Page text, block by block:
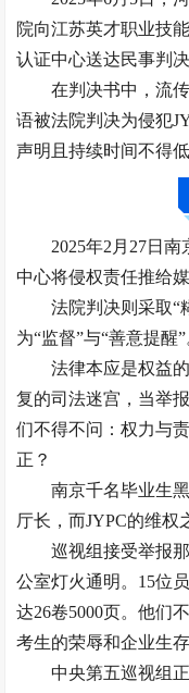
院向江苏英才职业技
认证中心送达民事判决
在判决书中，流
语被法院判决为侵犯
声明且持续时间不得
2025年2月27日
中心将侵权责任推给媒
法院判决则采取“
为“监督”与“善意提醒”
法律本应是权益
复的司法迷宫，当举
们不得不问：权力与
正？
南京千名毕业生
厅长，而JYPC的维权
巡视组接受举报
公室灯火通明。15位
达26卷5000页。他们
考生的荣辱和企业生
中央第五巡视组